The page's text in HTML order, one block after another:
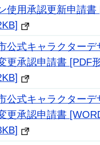
使用承認更新申請書
公式キャラクターデ
更承認申請書 [PDF
公式キャラクターデ
更承認申請書